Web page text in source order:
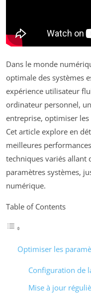
Dans le monde
optimale des systèmes
expérience utilisateur
ordinateur personnel,
entreprise, optimiser
Cet article explore en
meilleures
techniques variés allant
paramètres systèmes,
numérique.
Table of Contents
Optimiser les
Configuration de
Mise à jour